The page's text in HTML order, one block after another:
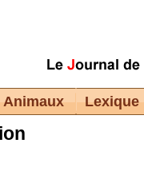
Animaux Lexique